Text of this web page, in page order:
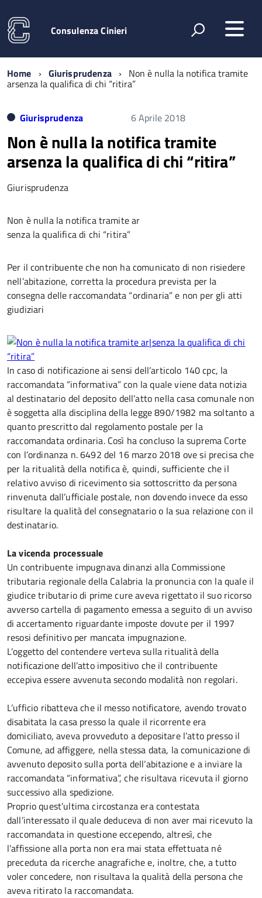
Consulenza Cinieri
Home Giurisprudenza Non è nulla la notifica tramite
arsenza la qualifica di chi “ritira”
Giurisprudenza 6 Aprile 2018
Non è nulla la notifica tramite
arsenza la qualifica di chi “ritira”
Giurisprudenza
Non è nulla la notifica tramite ar
senza la qualifica di chi “ritira”
Per il contribuente che non ha comunicato di non risiedere
nell’abitazione, corretta la procedura prevista per la
consegna delle raccomandata “ordinaria” e non per gli atti
giudiziari
In caso di notificazione ai sensi dell’articolo 140 cpc, la
raccomandata “informativa” con la quale viene data notizia
al destinatario del deposito dell’atto nella casa comunale non
è soggetta alla disciplina della legge 890/1982 ma soltanto a
quanto prescritto dal regolamento postale per la
raccomandata ordinaria. Così ha concluso la suprema Corte
con l’ordinanza n. 6492 del 16 marzo 2018 ove si precisa che
per la ritualità della notifica è, quindi, sufficiente che il
relativo avviso di ricevimento sia sottoscritto da persona
rinvenuta dall’ufficiale postale, non dovendo invece da esso
risultare la qualità del consegnatario o la sua relazione con il
destinatario.
La vicenda processuale
Un contribuente impugnava dinanzi alla Commissione
tributaria regionale della Calabria la pronuncia con la quale il
giudice tributario di prime cure aveva rigettato il suo ricorso
avverso cartella di pagamento emessa a seguito di un avviso
di accertamento riguardante imposte dovute per il 1997
resosi definitivo per mancata impugnazione.
L’oggetto del contendere verteva sulla ritualità della
notificazione dell’atto impositivo che il contribuente
eccepiva essere avvenuta secondo modalità non regolari.
L’ufficio ribatteva che il messo notificatore, avendo trovato
disabitata la casa presso la quale il ricorrente era
domiciliato, aveva provveduto a depositare l’atto presso il
Comune, ad affiggere, nella stessa data, la comunicazione di
avvenuto deposito sulla porta dell’abitazione e a inviare la
raccomandata “informativa”, che risultava ricevuta il giorno
successivo alla spedizione.
Proprio quest’ultima circostanza era contestata
dall’interessato il quale deduceva di non aver mai ricevuto la
raccomandata in questione eccependo, altresì, che
l’affissione alla porta non era mai stata effettuata né
preceduta da ricerche anagrafiche e, inoltre, che, a tutto
voler concedere, non risultava la qualità della persona che
aveva ritirato la raccomandata.